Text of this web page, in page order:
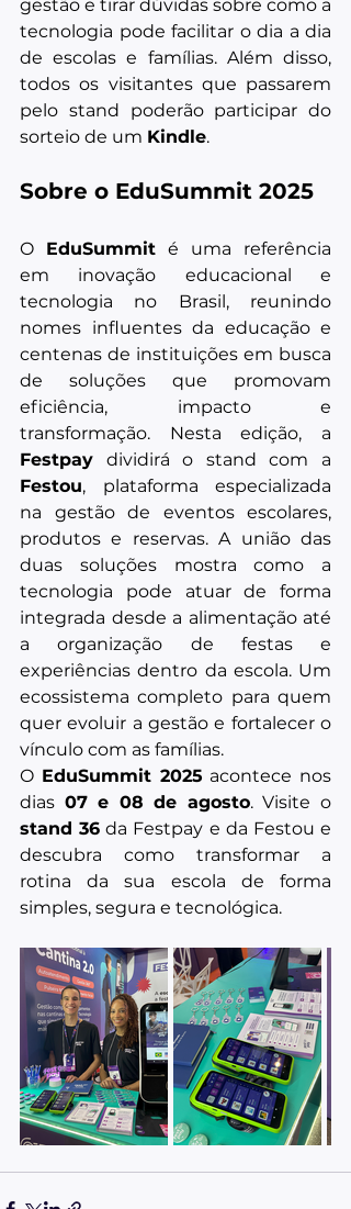
gestão e tirar dúvidas sobre como a
tecnologia pode facilitar o dia a dia
de escolas e famílias. Além disso,
todos os visitantes que passarem
pelo stand poderão participar do
sorteio de um Kindle.
Sobre o EduSummit 2025
O EduSummit é uma referência
em inovação educacional e
tecnologia no Brasil, reunindo
nomes influentes da educação e
centenas de instituições em busca
de soluções que promovam
eficiência, impacto e
Festpay
Festou, plataforma especializada
na gestão de eventos escolares,
produtos e reservas. A união das
duas soluções mostra como a
tecnologia pode atuar de forma
integrada desde a alimentação até
a organização de festas e
experiências dentro da escola. Um
ecossistema completo para quem
quer evoluir a gestão e fortalecer o
vínculo com as famílias.
O EduSummit 2025 acontece nos
dias 07 e 08 de agosto
stand 36 da Festpay e da Festou e
descubra como transformar a
rotina da sua escola de forma
simples, segura e tecnológica.